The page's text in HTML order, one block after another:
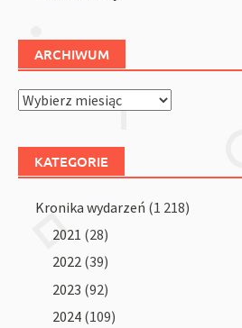
ARCHIWUM
Archiwum
KATEGORIE
Kronika wydarzeń (1 218)
2021 (28)
2022 (39)
2023 (92)
2024 (109)